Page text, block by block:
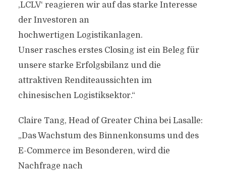
,LCLV‘ reagieren wir auf das starke Interesse
der Investoren an
hochwertigen Logistikanlagen.
Unser rasches erstes Closing ist ein Beleg für
unsere starke Erfolgsbilanz und die
attraktiven Renditeaussichten im
chinesischen Logistiksektor.“
Claire Tang, Head of Greater China bei Lasalle:
„Das Wachstum des Binnenkonsums und des
E-Commerce im Besonderen, wird die
Nachfrage nach